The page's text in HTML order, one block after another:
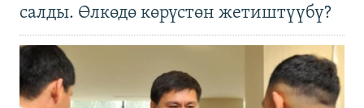
салды. Өлкөдө көрүстөн жетиштүүбү?